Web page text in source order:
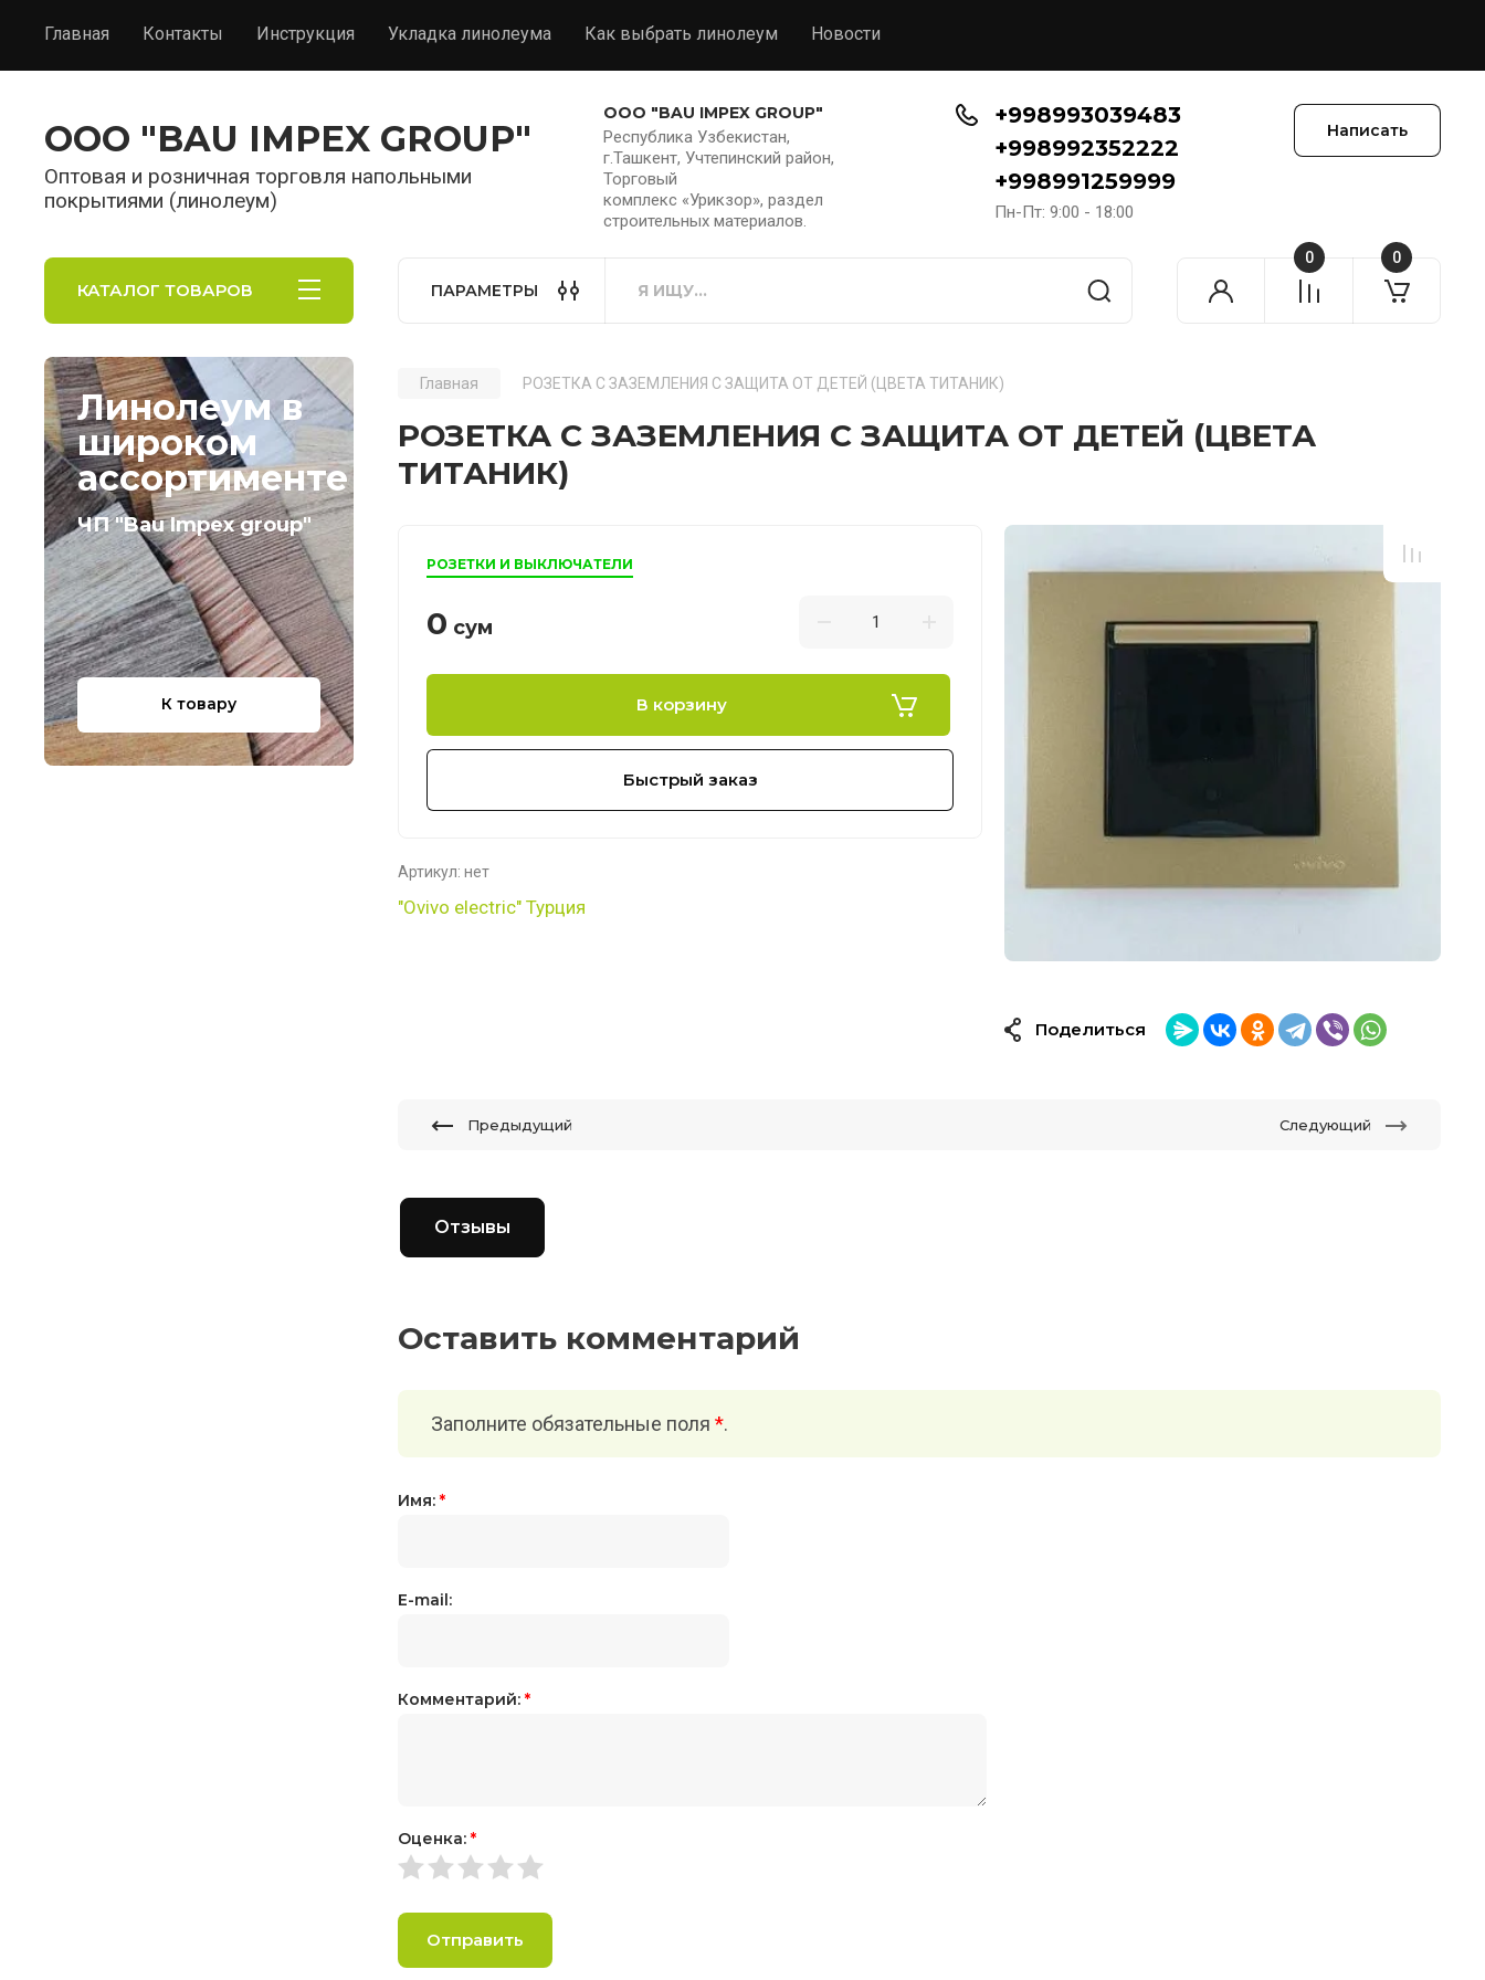
Главная Контакты Инструкция Укладка линолеума Как выбрать линолеум Новости
OOO "BAU IMPEX GROUP"
Оптовая и розничная торговля напольными
покрытиями (линолеум)
ООО "BAU IMPEX GROUP"
Республика Узбекистан,
г.Ташкент, Учтепинский район,
Торговый
комплекс «Урикзор», раздел
строительных материалов.
+998993039483
+998992352222
+998991259999
Пн-Пт: 9:00 - 18:00
Написать
КАТАЛОГ ТОВАРОВ ПАРАМЕТРЫ
0 0
Линолеум в
широком
ассортименте
ЧП "Bau Impex group"
К товару
Главная РОЗЕТКА С ЗАЗЕМЛЕНИЯ С ЗАЩИТА ОТ ДЕТЕЙ (ЦВЕТА ТИТАНИК)
РОЗЕТКА С ЗАЗЕМЛЕНИЯ С ЗАЩИТА ОТ ДЕТЕЙ (ЦВЕТА
ТИТАНИК)
РОЗЕТКИ И ВЫКЛЮЧАТЕЛИ
0 сум
В корзину
Быстрый заказ
Артикул: нет
"Ovivo electric" Турция
Поделиться
Предыдущий Следующий
Отзывы
Оставить комментарий
Заполните обязательные поля *.
Имя: *
E-mail:
Комментарий: *
Оценка: *
Отправить